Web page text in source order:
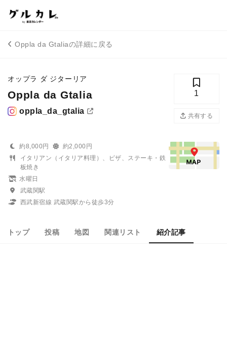
Oppla da Gtaliaの詳細に戻る
オップラ ダ ジターリア
Oppla da Gtalia
oppla_da_gtalia
1
共有する
約8,000円
約2,000円
イタリアン（イタリア料理）、ピザ、ステーキ・鉄
板焼き
水曜日
武蔵関駅
西武新宿線 武蔵関駅から徒歩3分
トップ 投稿 地図 関連リスト 紹介記事